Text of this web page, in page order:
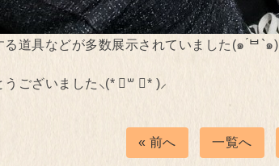
道具などが多数展示されていました(๑ ́ᄇ`๑)
うございました⸜(* ॑꒳ ॑* )⸝
« 前へ 一覧へ